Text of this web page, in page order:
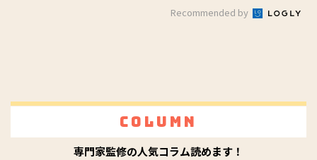
Recommended by
Column
専門家監修の人気コラム読めます！